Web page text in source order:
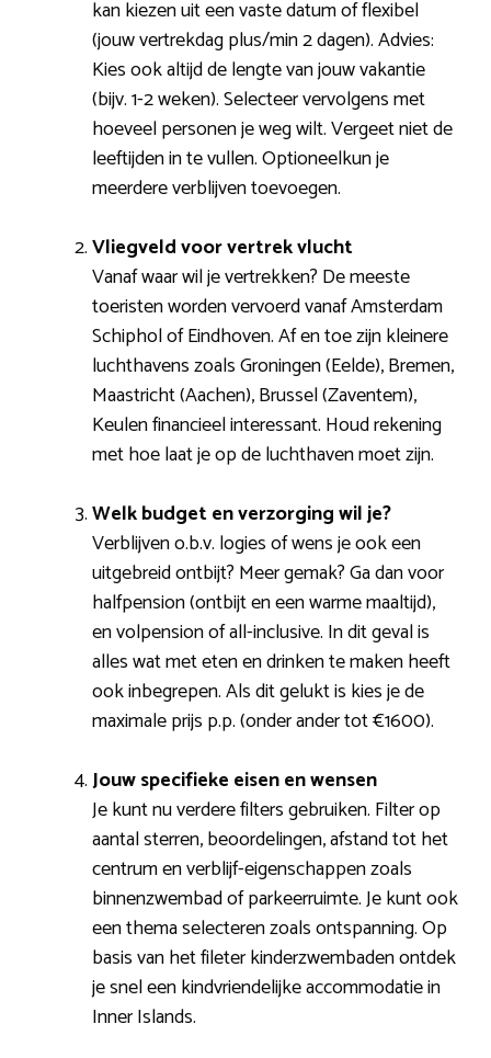
kan kiezen uit een vaste datum of flexibel
(jouw vertrekdag plus/min 2 dagen). Advies:
Kies ook altijd de lengte van jouw vakantie
(bijv. 1-2 weken). Selecteer vervolgens met
hoeveel personen je weg wilt. Vergeet niet de
leeftijden in te vullen. Optioneelkun je
meerdere verblijven toevoegen.
Vliegveld voor vertrek vlucht
Vanaf waar wil je vertrekken? De meeste
toeristen worden vervoerd vanaf Amsterdam
Schiphol of Eindhoven. Af en toe zijn kleinere
luchthavens zoals Groningen (Eelde), Bremen,
Maastricht (Aachen), Brussel (Zaventem),
Keulen financieel interessant. Houd rekening
met hoe laat je op de luchthaven moet zijn.
Welk budget en verzorging wil je?
Verblijven o.b.v. logies of wens je ook een
uitgebreid ontbijt? Meer gemak? Ga dan voor
halfpension (ontbijt en een warme maaltijd),
en volpension of all-inclusive. In dit geval is
alles wat met eten en drinken te maken heeft
ook inbegrepen. Als dit gelukt is kies je de
maximale prijs p.p. (onder ander tot €1600).
Jouw specifieke eisen en wensen
Je kunt nu verdere filters gebruiken. Filter op
aantal sterren, beoordelingen, afstand tot het
centrum en verblijf-eigenschappen zoals
binnenzwembad of parkeerruimte. Je kunt ook
een thema selecteren zoals ontspanning. Op
basis van het fileter kinderzwembaden ontdek
je snel een kindvriendelijke accommodatie in
Inner Islands.